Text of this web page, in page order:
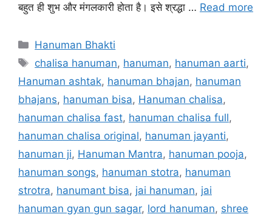
बहुत ही शुभ और मंगलकारी होता है। इसे श्रद्धा … Read more
Categories
Hanuman Bhakti
Tags
chalisa hanuman, hanuman, hanuman aarti,
Hanuman ashtak, hanuman bhajan, hanuman
bhajans, hanuman bisa, Hanuman chalisa,
hanuman chalisa fast, hanuman chalisa full,
hanuman chalisa original, hanuman jayanti,
hanuman ji, Hanuman Mantra, hanuman pooja,
hanuman songs, hanuman stotra, hanuman
strotra, hanumant bisa, jai hanuman, jai
hanuman gyan gun sagar, lord hanuman, shree